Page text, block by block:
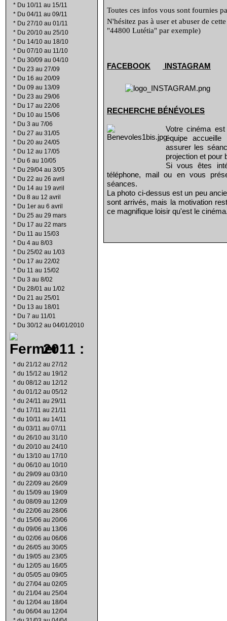
* Du 10/11 au 15/11
* Du 04/11 au 09/11
* Du 27/10 au 01/11
* Du 20/10 au 25/10
* Du 14/10 au 18/10
* Du 07/10 au 11/10
* Du 30/09 au 04/10
* Du 23 au 27/09
* Du 16 au 20/09
* Du 09 au 13/09
* Du 23 au 29/06
* Du 17 au 22/06
* Du 10 au 15/06
* Du 3 au 7/06
* Du 27 au 31/05
* Du 20 au 24/05
* Du 12 au 17/05
* Du 6 au 10/05
* Du 29/04 au 3/05
* Du 22 au 26 avril
* Du 14 au 19 avril
* Du 8 au 12 avril
* Du 1er au 6 avril
* Du 25 au 29 mars
* Du 17 au 22 mars
* Du 11 au 15/03
* Du 4 au 8/03
* Du 25/02 au 1/03
* Du 17 au 22/02
* Du 11 au 15/02
* Du 3 au 8/02
* Du 28/01 au 1/02
* Du 21 au 25/01
* Du 13 au 18/01
* Du 7 au 11/01
* Du 30/12 au 04/01/2010
2011 :
* du 21/12 au 27/12
* du 15/12 au 19/12
* du 08/12 au 12/12
* du 01/12 au 05/12
* du 24/11 au 29/11
* du 17/11 au 21/11
* du 10/11 au 14/11
* du 03/11 au 07/11
* du 26/10 au 31/10
* du 20/10 au 24/10
* du 13/10 au 17/10
* du 06/10 au 10/10
* du 29/09 au 03/10
* du 22/09 au 26/09
* du 15/09 au 19/09
* du 08/09 au 12/09
* du 22/06 au 28/06
* du 15/06 au 20/06
* du 09/06 au 13/06
* du 02/06 au 06/06
* du 26/05 au 30/05
* du 19/05 au 23/05
* du 12/05 au 16/05
* du 05/05 au 09/05
* du 27/04 au 02/05
* du 21/04 au 25/04
* du 12/04 au 18/04
* du 06/04 au 12/04
Toutes ces infos vous sont fournies
N'hésitez pas à user et abuser de
"44800 Lutétia" par exemple)
FACEBOOK INSTAGRAM
RECHERCHE BÉNÉVOLES
Votre cinéma
équipe
assurer les
projection et pour
Si vous êtes
téléphone, mail ou en vous
séances.
La photo ci-dessus est un peu
sont arrivés, mais la motivation
ce magnifique loisir qu'est le